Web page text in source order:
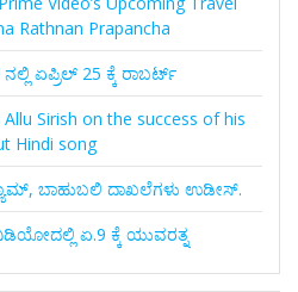
Rathnan Prapancha
ಏಪ್ರಿಲ್‌ 25 ಕ್ಕೆ ರಾಬರ್ಟ್‌
Sirish on the success of his
Hindi song
ಬಾಹುಬಲಿ ದಾಖಲೆಗಳು ಉಡೀಸ್.
ಏ.9 ಕ್ಕೆ ಯುವರತ್ನ